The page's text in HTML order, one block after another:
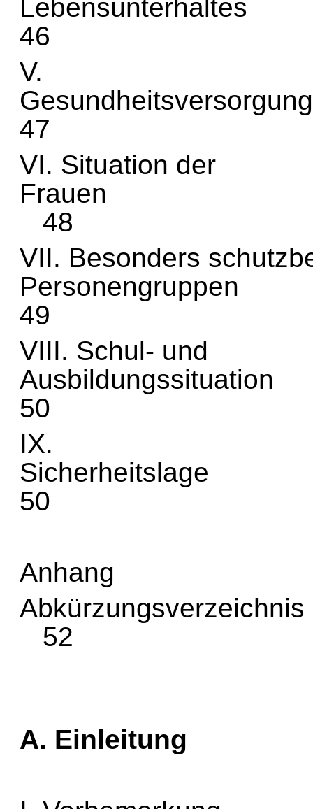
46
V.
47
VI. Situation der
48
VII. Besonders
49
VIII. Schul- und
50
IX.
50
Anhang
52
A. Einleitung